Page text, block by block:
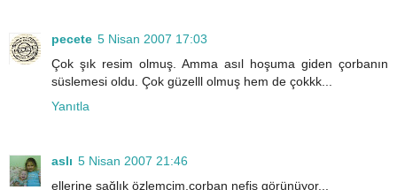
pecete 5 Nisan 2007 17:03
Çok şık resim olmuş. Amma asıl hoşuma giden çorbanın
süslemesi oldu. Çok güzelll olmuş hem de çokkk...
Yanıtla
aslı 5 Nisan 2007 21:46
ellerine sağlık özlemcim,çorban nefis görünüyor...